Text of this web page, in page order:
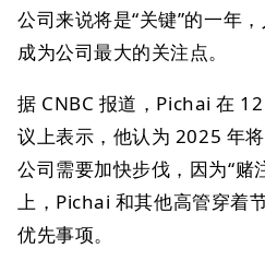
公司来说将是“关键”的一年
成为公司最大的关注点。
据 CNBC 报道，Pichai 在
议上表示，他认为 2025 年
公司需要加快步伐，因为“赌
上，Pichai 和其他高管穿着
优先事项。